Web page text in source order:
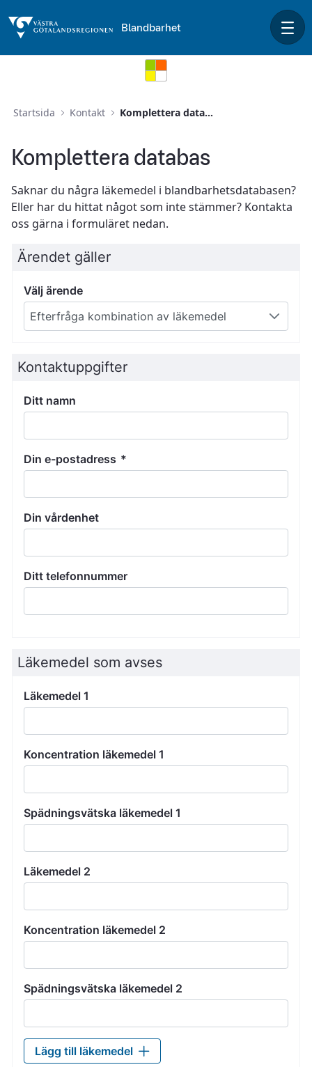
Hoppa till huvudinnehåll
Blandbarhet
Komplettera databas
Startsida Kontakt Komplettera databas
Komplettera databas
Saknar du några läkemedel i blandbarhetsdatabasen?
Eller har du hittat något som inte stämmer? Kontakta
oss gärna i formuläret nedan.
Ärendet gäller
Välj ärende
Efterfråga kombination av läkemedel
Kontaktuppgifter
Ditt namn
Din e-postadress *
Din vårdenhet
Ditt telefonnummer
Läkemedel som avses
Läkemedel 1
Koncentration läkemedel 1
Spädningsvätska läkemedel 1
Läkemedel 2
Koncentration läkemedel 2
Spädningsvätska läkemedel 2
Lägg till läkemedel